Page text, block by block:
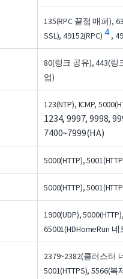
135(RPC 끝점 매퍼),
SSL), 49152(RPC) 4,
80(링크 공유), 443(링
업)
123(NTP), ICMP,
1234, 9997, 9998,
7400~7999(HA)
5000(HTTP),
5000(HTTP),
1900(UDP),
65001(HDHomeRun
2379~2382(클러스터
5001(HTTPS), 5566(복